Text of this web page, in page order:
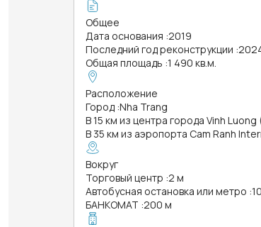
Общее
Дата основания :2019
Последний год реконструкции :
Общая площадь :1 490 кв.м.
Расположение
Город :Nha Trang
В 15 км из центра города Vinh
В 35 км из аэропорта Cam Ranh
Вокруг
Торговый центр :2 м
Автобусная остановка или метро :
БАНКОМАТ :200 м